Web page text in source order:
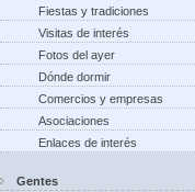
Fiestas y tradiciones
Visitas de interés
Fotos del ayer
Dónde dormir
Comercios y empresas
Asociaciones
Enlaces de interés
Gentes